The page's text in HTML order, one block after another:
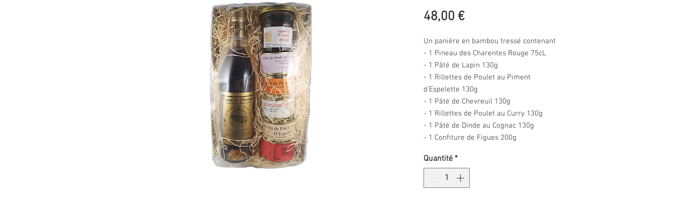
48,00 €Prix
Un panière en bambou tressé contenant
- 1 Pineau des Charentes Rouge 75cL
- 1 Pâté de Lapin 130g
- 1 Rillettes de Poulet au Piment
d'Espelette 130g
- 1 Pâté de Chevreuil 130g
- 1 Rillettes de Poulet au Curry 130g
- 1 Pâté de Dinde au Cognac 130g
- 1 Confiture de Figues 200g
Quantité *